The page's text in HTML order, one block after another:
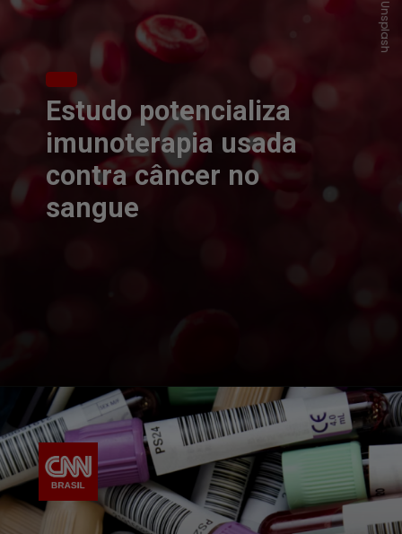
Estudo potencializa
imunoterapia usada
contra câncer no
sangue
Unsplash